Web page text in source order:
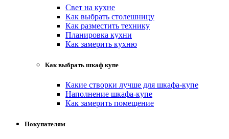
Свет на кухне
Как выбрать столешницу
Как разместить технику
Планировка кухни
Как замерить кухню
Как выбрать шкаф купе
Какие створки лучше для шкафа-купе
Наполнение шкафа-купе
Как замерить помещение
Покупателям